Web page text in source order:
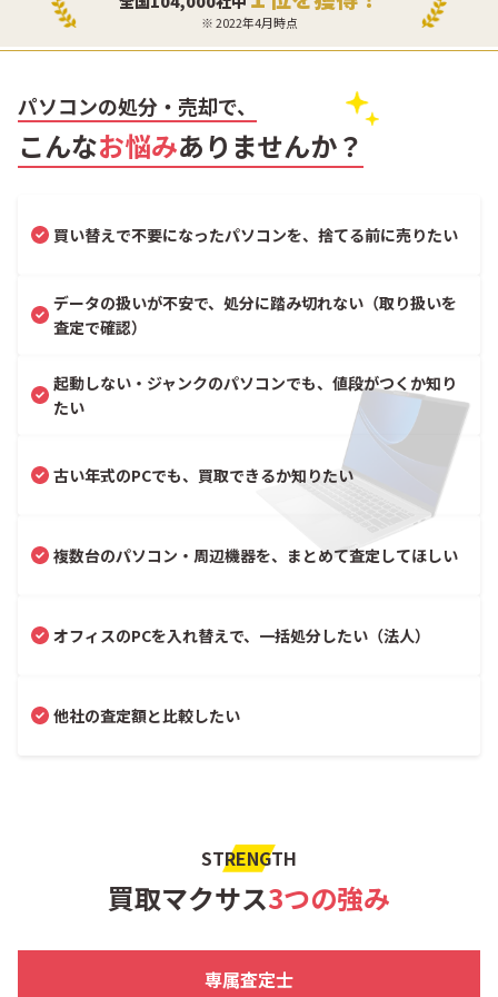
※ 2022年4月時点
パソコンの処分・売却で、
こんなお悩みありませんか？
買い替えで不要になったパソコンを、捨てる前に売りたい
データの扱いが不安で、処分に踏み切れない（取り扱いを
査定で確認）
起動しない・ジャンクのパソコンでも、値段がつくか知り
たい
古い年式のPCでも、買取できるか知りたい
複数台のパソコン・周辺機器を、まとめて査定してほしい
オフィスのPCを入れ替えで、一括処分したい（法人）
他社の査定額と比較したい
STRENGTH
買取マクサス3つの強み
専属査定士